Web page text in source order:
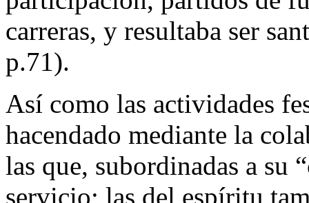
carreras, y resultaba ser
p.71).
Así como las actividades
hacendado mediante la
las que, subordinadas a su
servicio; las del espíritu